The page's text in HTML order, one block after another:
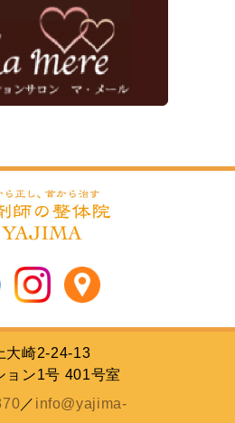
大崎2-24-13
ョン1号 401号室
／ info@yajima-